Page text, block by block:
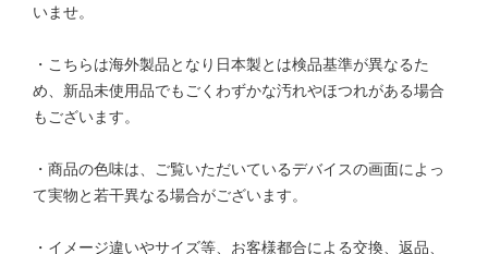
いませ。
・こちらは海外製品となり日本製とは検品基準が異なるた
め、新品未使用品でもごくわずかな汚れやほつれがある場合
もございます。
・商品の色味は、ご覧いただいているデバイスの画面によっ
て実物と若干異なる場合がございます。
・イメージ違いやサイズ等、お客様都合による交換、返品、